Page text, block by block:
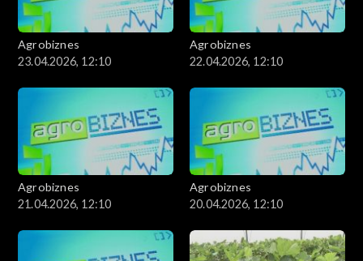
Agrobiznes
23.04.2026, 12:10
Agrobiznes
22.04.2026, 12:10
Agrobiznes
21.04.2026, 12:10
Agrobiznes
20.04.2026, 12:10